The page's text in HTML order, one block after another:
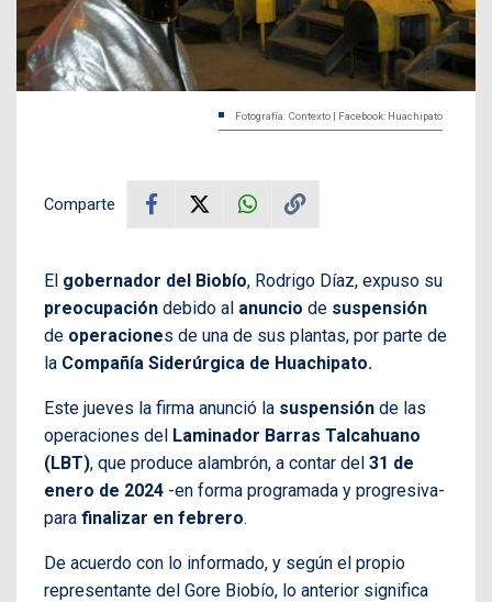
Fotografía: Contexto | Facebook: Huachipato
Comparte
El gobernador del Biobío, Rodrigo Díaz, expuso su
preocupación debido al anuncio de suspensión
de operaciones de una de sus plantas, por parte de
la Compañía Siderúrgica de Huachipato.
Este jueves la firma anunció la suspensión de las
operaciones del Laminador Barras Talcahuano
(LBT), que produce alambrón, a contar del 31 de
enero de 2024 -en forma programada y progresiva-
para finalizar en febrero.
De acuerdo con lo informado, y según el propio
representante del Gore Biobío, lo anterior significa